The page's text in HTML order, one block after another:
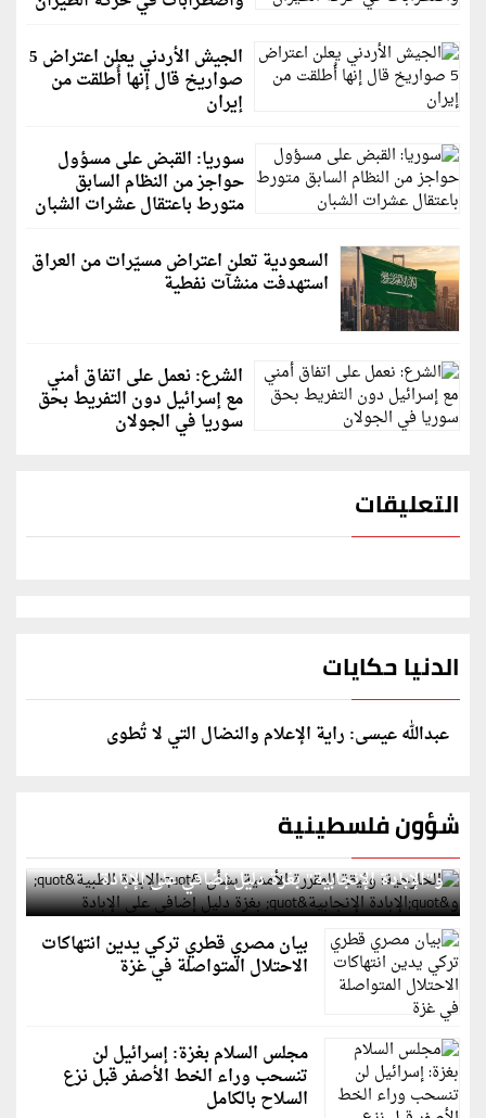
الجيش الأردني يعلن اعتراض 5
صواريخ قال إنها أُطلقت من
إيران
سوريا: القبض على مسؤول
حواجز من النظام السابق
متورط باعتقال عشرات الشبان
السعودية تعلن اعتراض مسيّرات من العراق
استهدفت منشآت نفطية
الشرع: نعمل على اتفاق أمني
مع إسرائيل دون التفريط بحق
سوريا في الجولان
التعليقات
الدنيا حكايات
عبدالله عيسى: راية الإعلام والنضال التي لا تُطوى
شؤون فلسطينية
الخارجية: وثيقة المقررة الأممية بشأن "الإبادة الطبية"
و"الإبادة الإنجابية" بغزة دليل إضافي على الإبادة
بيان مصري قطري تركي يدين انتهاكات
الاحتلال المتواصلة في غزة
مجلس السلام بغزة: إسرائيل لن
تنسحب وراء الخط الأصفر قبل نزع
السلاح بالكامل